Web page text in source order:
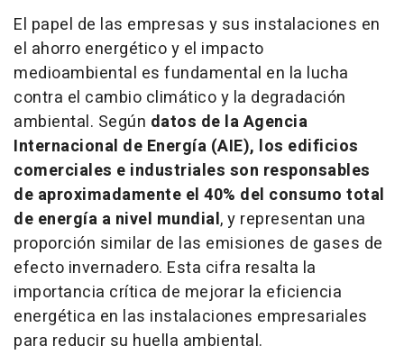
El papel de las empresas y sus instalaciones en
el ahorro energético y el impacto
medioambiental es fundamental en la lucha
contra el cambio climático y la degradación
ambiental. Según datos de la Agencia
Internacional de Energía (AIE), los edificios
comerciales e industriales son responsables
de aproximadamente el 40% del consumo total
de energía a nivel mundial, y representan una
proporción similar de las emisiones de gases de
efecto invernadero. Esta cifra resalta la
importancia crítica de mejorar la eficiencia
energética en las instalaciones empresariales
para reducir su huella ambiental.